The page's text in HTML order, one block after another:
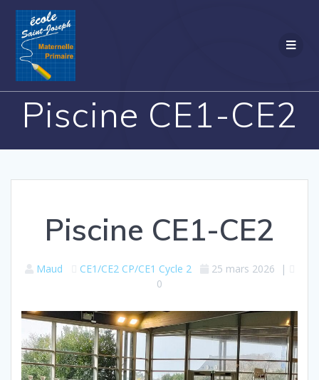
Piscine CE1-CE2
Piscine CE1-CE2
Maud CE1/CE2 CP/CE1 Cycle 2 25 mars 2026 |
0